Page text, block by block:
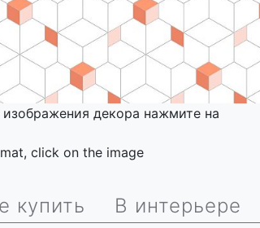
декора нажмите на
click on the image
купить В интерьере